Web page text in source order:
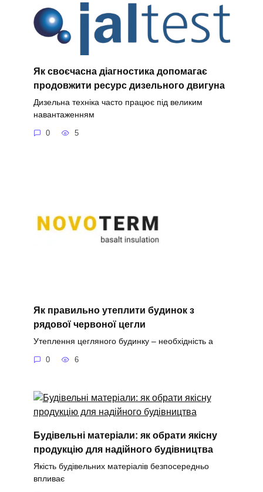
Як своєчасна діагностика допомагає
продовжити ресурс дизельного двигуна
Дизельна техніка часто працює під великим
навантаженням
0 5
Як правильно утеплити будинок з
рядової червоної цегли
Утеплення цегляного будинку – необхідність а
0 6
Будівельні матеріали: як обрати якісну
продукцію для надійного будівництва
Якість будівельних матеріалів безпосередньо
впливає